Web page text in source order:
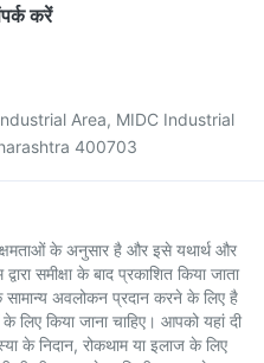
करें
Area, MIDC Industrial
400703
क्षमताओं के अनुसार है और इसे यथार्थ और
समीक्षा के बाद प्रकाशित किया जाता
सामान्य अवलोकन प्रदान करने के लिए है
किया जाना चाहिए। आपको यहां दी
के निदान, रोकथाम या इलाज के लिए